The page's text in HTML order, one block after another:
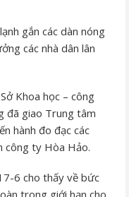
gắn các dàn nóng
các nhà dân lân
Khoa học – công
đã giao Trung tâm
hành đo đạc các
công ty Hòa Hảo.
6 cho thấy về bức